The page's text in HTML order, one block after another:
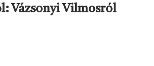
Vázsonyi Vilmosról